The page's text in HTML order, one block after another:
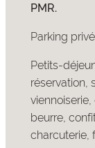
PMR.
Parking
Petits-
réservation,
beurre,
charcuterie,